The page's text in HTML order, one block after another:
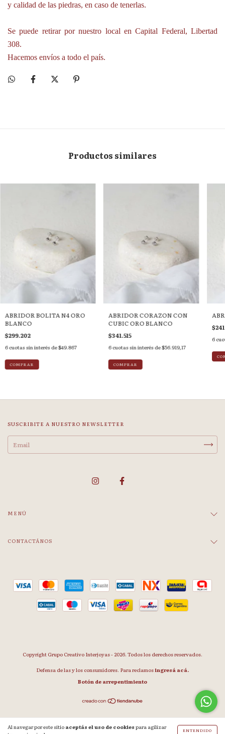
Al navegar por este sitio aceptás el uso de cookies para agilizar
ENTENDIDO
y calidad de las piedras, en caso de tenerlas.
Se puede retirar por nuestro local en Capital Federal, Libertad
308.
Hacemos envíos a todo el país.
Productos similares
ABRIDOR BOLITA N4 ORO
BLANCO
$299.202
6cuotas sin interés de$49.867
ABRIDOR CORAZON CON
CUBIC ORO BLANCO
$341.515
6cuotas sin interés de$56.919,17
6
SUSCRIBITE A NUESTRO NEWSLETTER
MENÚ
CONTACTÁNOS
Copyright Grupo Creativo Interjoyas - 2026. Todos los derechos reservados.
Defensa de las y los consumidores. Para reclamosingresá acá.
Botón de arrepentimiento